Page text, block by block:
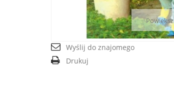
Powiększ
Wyślij do znajomego
Drukuj